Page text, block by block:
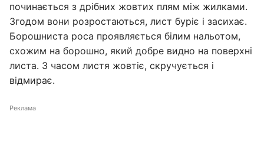
починається з дрібних жовтих плям між жилками.
Згодом вони розростаються, лист буріє і засихає.
Борошниста роса проявляється білим нальотом,
схожим на борошно, який добре видно на поверхні
листа. З часом листя жовтіє, скручується і
відмирає.
Реклама